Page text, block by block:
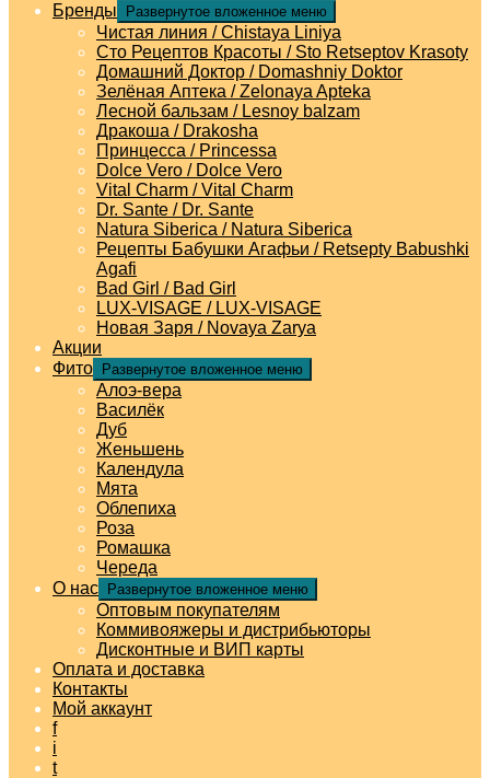
Бренды
Развернутое вложенное меню
Чистая линия / Chistaya Liniya
Сто Рецептов Красоты / Sto Retseptov Krasoty
Домашний Доктор / Domashniy Doktor
Зелёная Аптека / Zelonaya Apteka
Лесной бальзам / Lesnoy balzam
Дракоша / Drakosha
Принцесса / Princessa
Dolce Vero / Dolce Vero
Vital Charm / Vital Charm
Dr. Sante / Dr. Sante
Natura Siberica / Natura Siberica
Рецепты Бабушки Агафьи / Retsepty Babushki
Agafi
Bad Girl / Bad Girl
LUX-VISAGE / LUX-VISAGE
Новая Заря / Novaya Zarya
Акции
Фито
Развернутое вложенное меню
Алоэ-вера
Василёк
Дуб
Женьшень
Календула
Мята
Облепиха
Роза
Ромашка
Череда
О нас
Развернутое вложенное меню
Оптовым покупателям
Коммивояжеры и дистрибьюторы
Дисконтные и ВИП карты
Оплата и доставка
Контакты
Мой аккаунт
f
i
t